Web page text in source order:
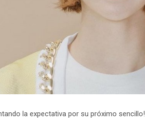
la expectativa por su próximo sencillo!